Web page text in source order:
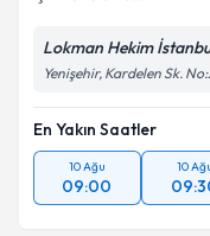
Lokman Hekim
Yenişehir, Kardelen Sk.
En Yakın Saatler
10 Ağu
09:00
10